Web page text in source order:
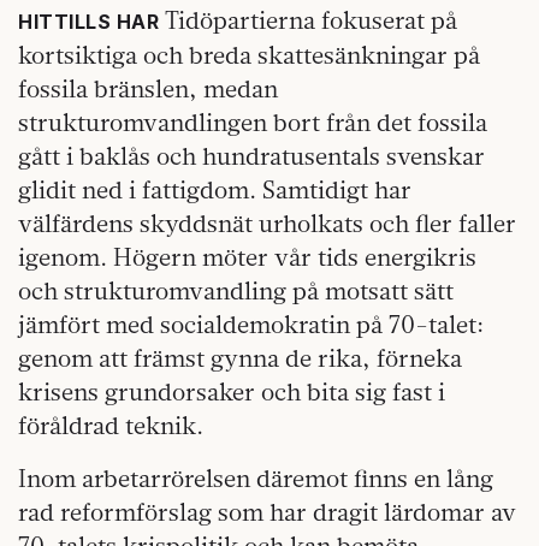
HITTILLS HAR Tidöpartierna fokuserat på
kortsiktiga och breda skattesänkningar på
fossila bränslen, medan
strukturomvandlingen bort från det fossila
gått i baklås och hundratusentals svenskar
glidit ned i fattigdom. Samtidigt har
välfärdens skyddsnät urholkats och fler faller
igenom. Högern möter vår tids energikris
och strukturomvandling på motsatt sätt
jämfört med socialdemokratin på 70-talet:
genom att främst gynna de rika, förneka
krisens grundorsaker och bita sig fast i
föråldrad teknik.
Inom arbetarrörelsen däremot finns en lång
rad reformförslag som har dragit lärdomar av